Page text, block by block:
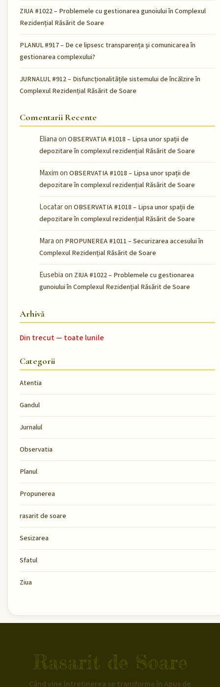
ZIUA #1022 – Problemele cu gestionarea gunoiului în Complexul
Rezidențial Răsărit de Soare
PLANUL #917 – De ce lipsesc transparența și comunicarea în
gestionarea complexului?
JURNALUL #912 – Disfuncționalitățile sistemului de încălzire în
Complexul Rezidențial Răsărit de Soare
Comentarii Recente
Elianaon OBSERVATIA #1018 – Lipsa unor spații de
depozitare în complexul rezidențial Răsărit de Soare
Maximon OBSERVATIA #1018 – Lipsa unor spații de
depozitare în complexul rezidențial Răsărit de Soare
Locataron OBSERVATIA #1018 – Lipsa unor spații de
depozitare în complexul rezidențial Răsărit de Soare
Maraon PROPUNEREA #1011 – Securizarea accesului în
Complexul Rezidențial Răsărit de Soare
Eusebiaon ZIUA #1022 – Problemele cu gestionarea
gunoiului în Complexul Rezidențial Răsărit de Soare
Arhivă
Din trecut — toate lunile
Categorii
Atentia
Gandul
Jurnalul
Observatia
Planul
Propunerea
rasarit de soare
Sesizarea
Sfatul
Ziua
Rasarit de Soare
Când vine întreținerea se transforma în Apus de